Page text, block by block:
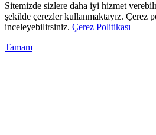
Sitemizde sizlere daha iyi hizmet
şekilde çerezler kullanmaktayız. Çerez
inceleyebilirsiniz. Çerez Politikası
Tamam